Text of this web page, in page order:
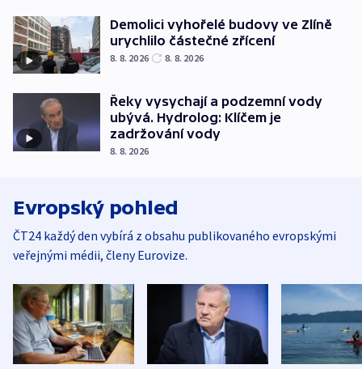
Demolici vyhořelé budovy ve Zlíně
urychlilo částečné zřícení
8. 8. 2026 8. 8. 2026
Řeky vysychají a podzemní vody
ubývá. Hydrolog: Klíčem je
zadržování vody
8. 8. 2026
Evropský pohled
ČT24 každý den vybírá z obsahu publikovaného evropskými
veřejnými médii, členy Eurovize.